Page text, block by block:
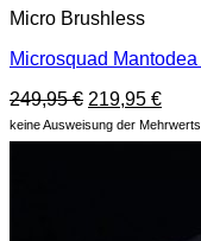
Micro Brushless
Microsquad
249,95€ Ursprünglicher
Preis
war:
219,95 €
ist:
keine Ausweisung der